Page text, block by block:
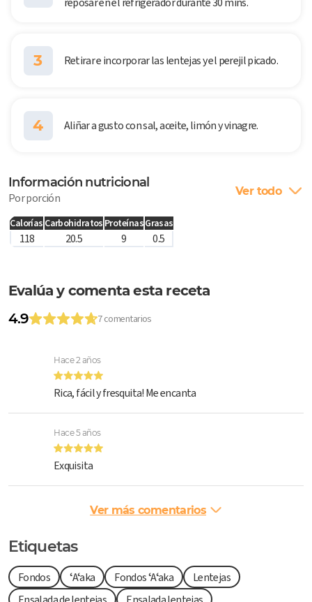
3 Retirar e incorporar las lentejas y el perejil picado.
4 Aliñar a gusto con sal, aceite, limón y vinagre.
Información nutricional
Por porción Ver todo
Calorías Carbohidratos ProteínasGrasas
118 20.5 9 0.5
Evalúa y comenta esta receta
4.9
7 comentarios
Hace 2 años
Rica, fácil y fresquita! Me encanta
Hace 5 años
Exquisita
Ver más comentarios
Etiquetas
Fondos ʻAʻaka Fondos ʻAʻaka
Lentejas